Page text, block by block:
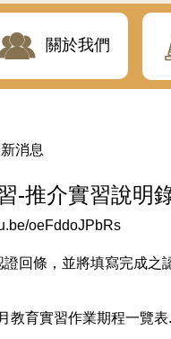
關於我們
消息
-推介實習說明
oeFddoJPbRs
回條，並將填寫完成之
教育實習作業期程一覽表